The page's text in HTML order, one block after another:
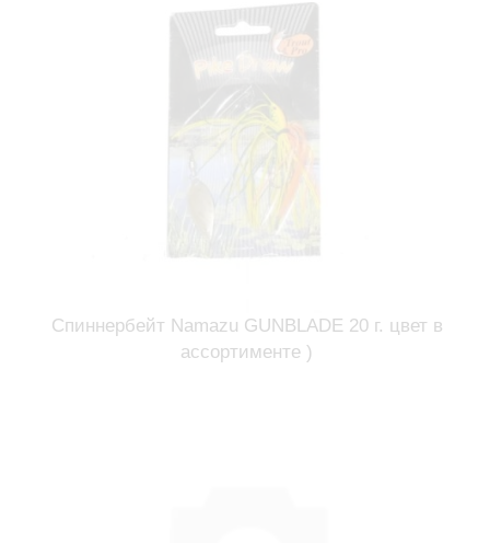
Спиннербейт Namazu GUNBLADE 20 г. цвет в
ассортименте )